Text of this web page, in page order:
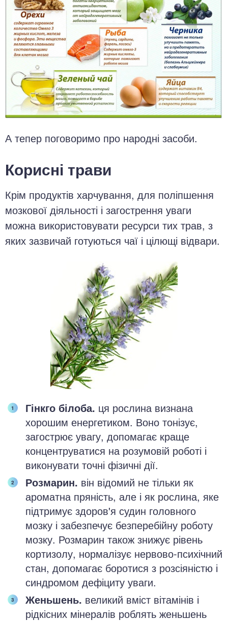
А тепер поговоримо про народні засоби.
Корисні трави
Крім продуктів харчування, для поліпшення
мозкової діяльності і загострення уваги
можна використовувати ресурси тих трав, з
яких зазвичай готуються чаї і цілющі відвари.
Гінкго білоба. ця рослина визнана
хорошим енергетиком. Воно тонізує,
загострює увагу, допомагає краще
концентруватися на розумовій роботі і
виконувати точні фізичні дії.
Розмарин. він відомий не тільки як
ароматна пряність, але і як рослина, яке
підтримує здоров'я судин головного
мозку і забезпечує безперебійну роботу
мозку. Розмарин також знижує рівень
кортизолу, нормалізує нервово-психічний
стан, допомагає боротися з розсіяністю і
синдромом дефіциту уваги.
Женьшень. великий вміст вітамінів і
рідкісних мінералів роблять женьшень